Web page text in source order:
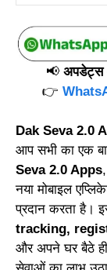
📢 अपडेट्स
👉
Dak Seva 2.0
आप सभी का एक
Seva 2.0 Apps
नया मोबाइल
प्रदान करता है।
tracking,
और अपने घर बैठे